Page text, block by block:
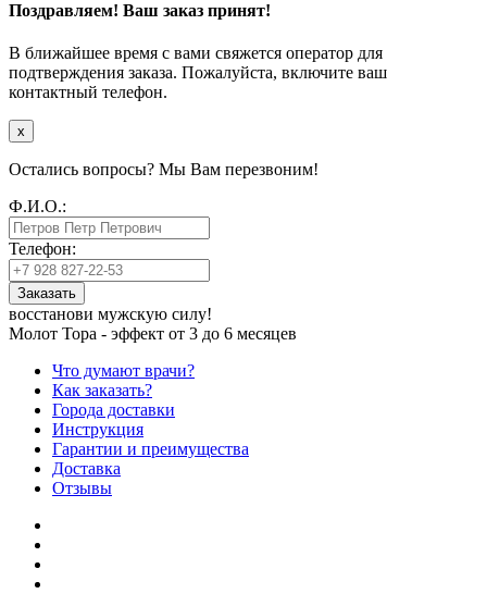
Поздравляем! Ваш заказ принят!
В ближайшее время с вами свяжется оператор для
подтверждения заказа. Пожалуйста, включите ваш
контактный телефон.
x
Остались вопросы? Мы Вам перезвоним!
Ф.И.О.:
Телефон:
Заказать
восстанови мужскую силу!
Молот Тора - эффект от 3 до 6 месяцев
Что думают врачи?
Как заказать?
Города доставки
Инструкция
Гарантии и преимущества
Доставка
Отзывы